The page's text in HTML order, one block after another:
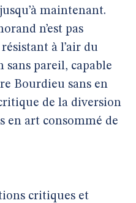
maintenant.
n’est pas
à l’air du
sans pareil, capable
Bourdieu sans en
de la diversion
en art consommé de
critiques et